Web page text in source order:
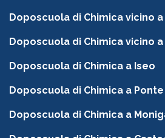
Doposcuola di Chimica vicino
Doposcuola di Chimica vicino
Doposcuola di Chimica a Iseo
Doposcuola di Chimica a
Doposcuola di Chimica a